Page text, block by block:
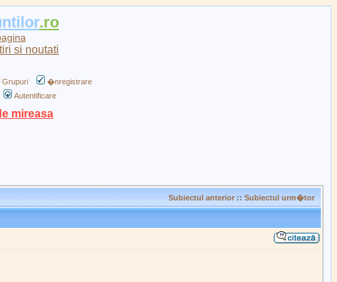
.ro
Grupuri
�nregistrare
Autentificare
mireasa
Subiectul anterior :: Subiectul urm�tor